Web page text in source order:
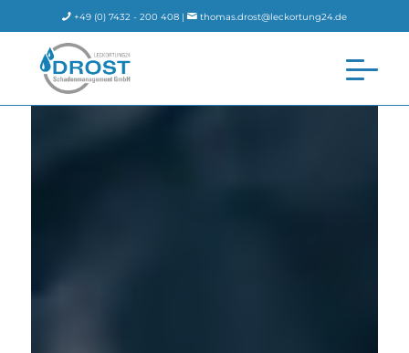
+49 (0) 7432 - 200 408 | thomas.drost@leckortung24.de